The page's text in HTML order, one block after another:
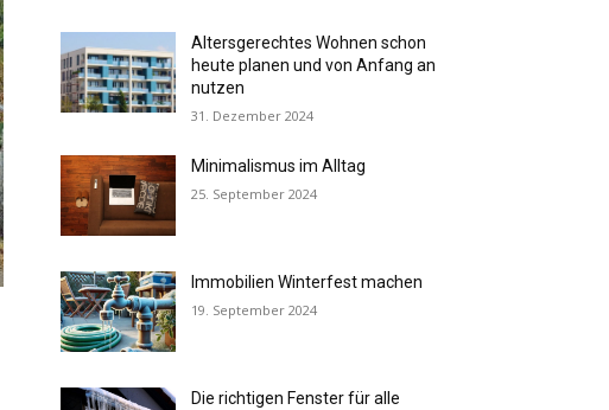
Altersgerechtes Wohnen schon
heute planen und von Anfang an
nutzen
31. Dezember 2024
Minimalismus im Alltag
25. September 2024
Immobilien Winterfest machen
19. September 2024
Die richtigen Fenster für alle